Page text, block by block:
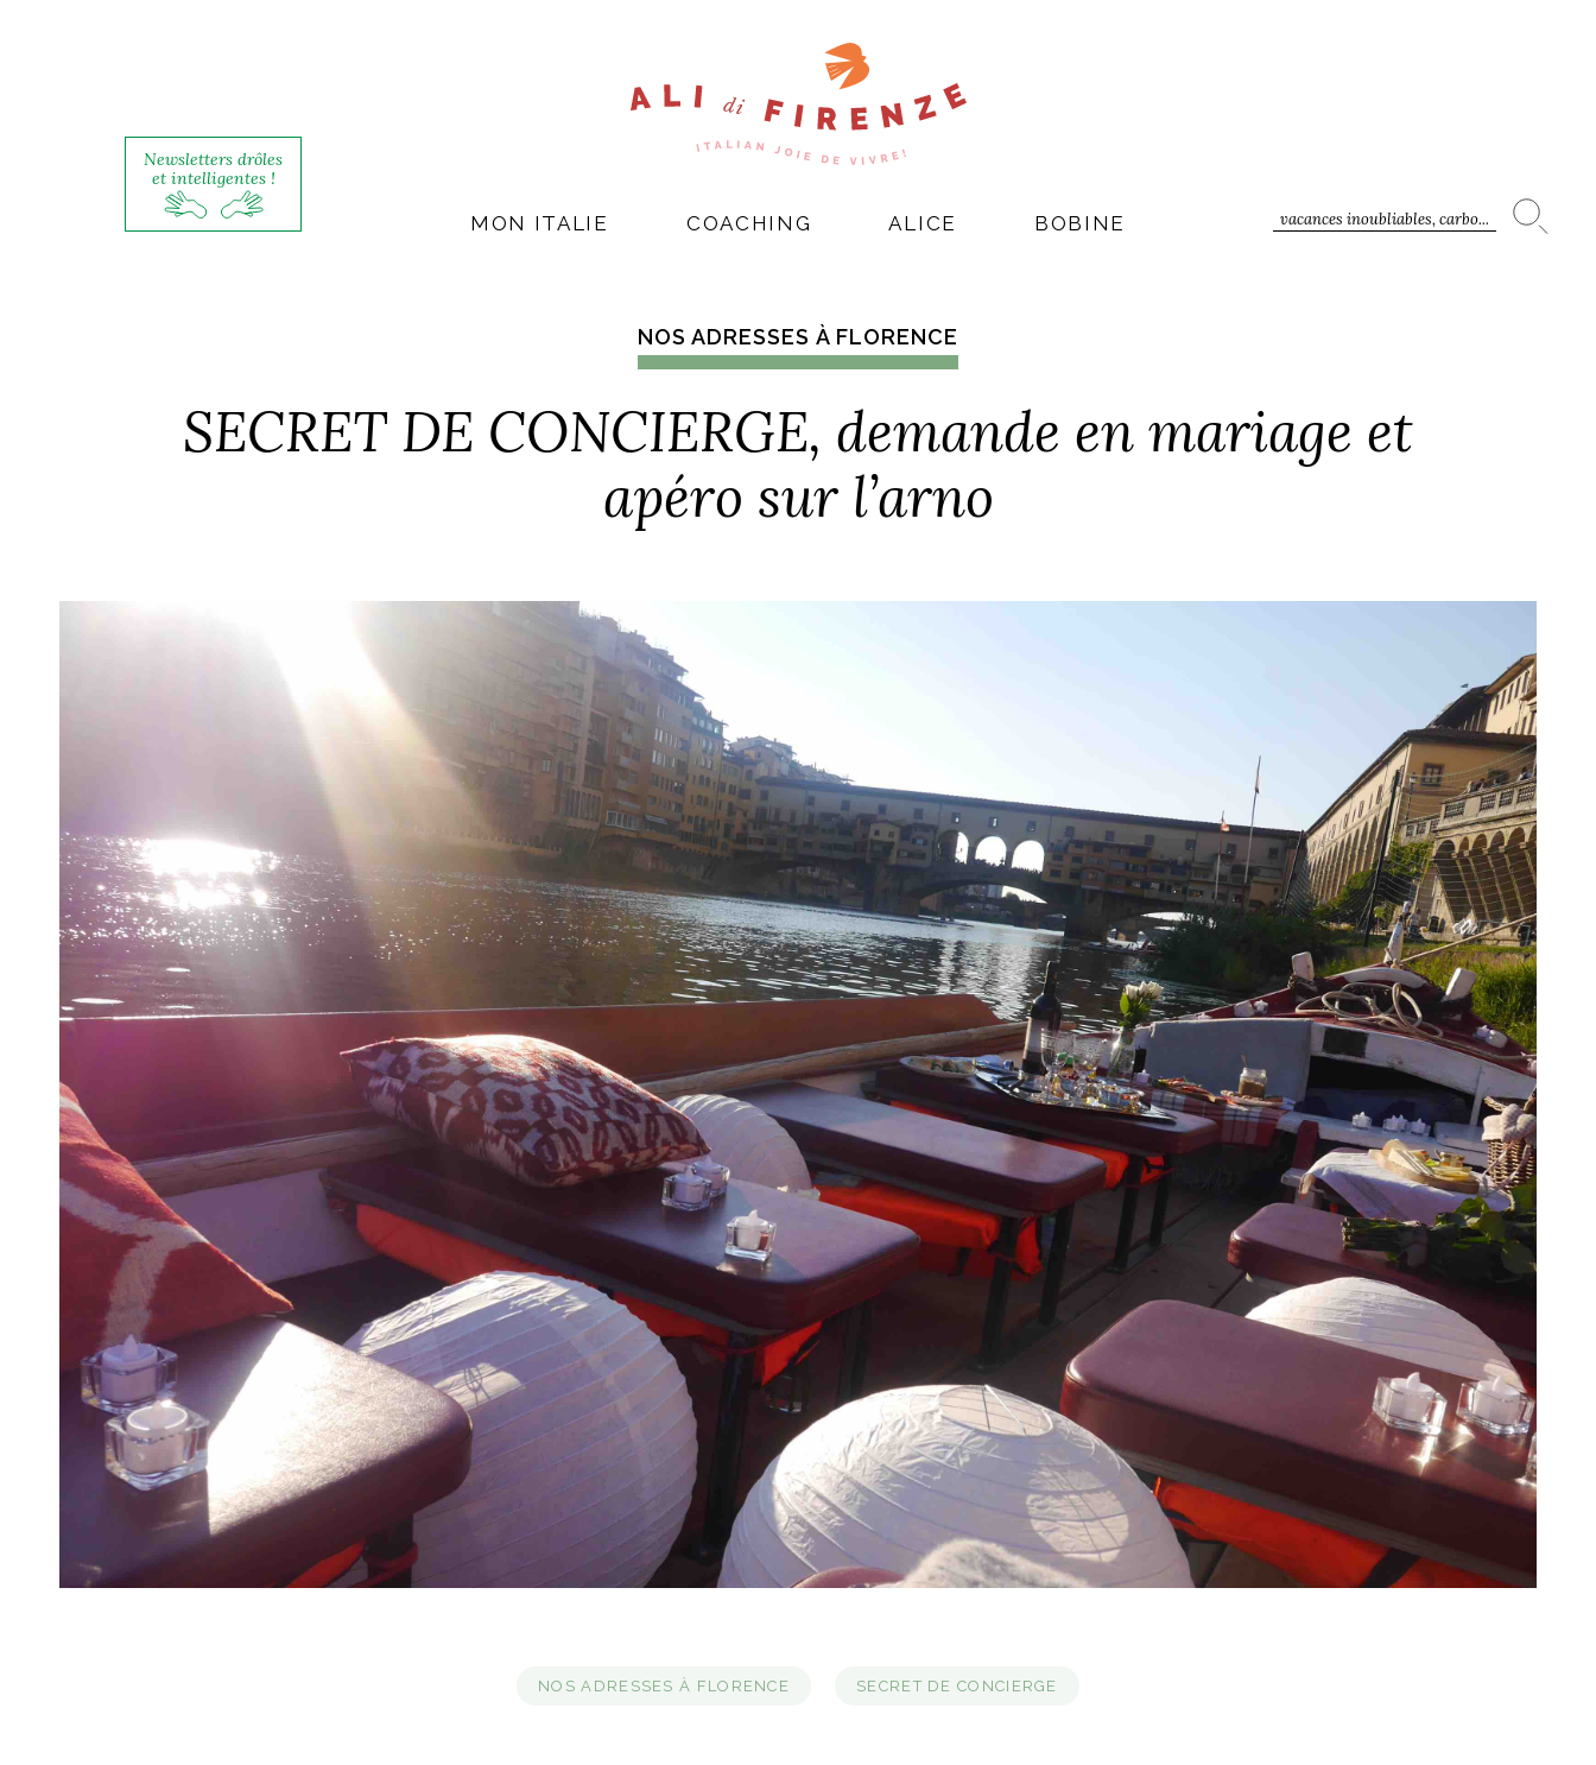
Newsletters drôles
et intelligentes !
vacances inoubliables, carbo...
MON ITALIE COACHING ALICE BOBINE
NOS ADRESSES À FLORENCE
SECRET DE CONCIERGE, demande en mariage et
apéro sur l’arno
NOS ADRESSES À FLORENCE SECRET DE CONCIERGE